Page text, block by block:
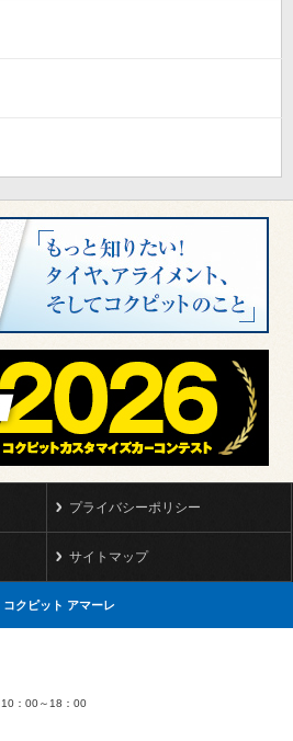
プライバシーポリシー
サイトマップ
コクピット アマーレ
：00～18：00